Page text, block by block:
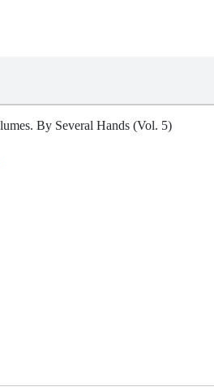
By Several Hands (Vol. 5)